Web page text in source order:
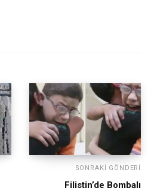
SONRAKI GÖNDERI
Filistin’de Bombalı